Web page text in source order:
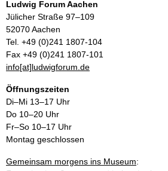
Ludwig Forum Aachen
Jülicher Straße 97–109
52070 Aachen
Tel. +49 (0)241 1807-104
Fax +49 (0)241 1807-101
info[at]ludwigforum.de
Öffnungszeiten
Di–Mi 13–17 Uhr
Do 10–20 Uhr
Fr–So 10–17 Uhr
Montag geschlossen
Gemeinsam morgens ins Museum: